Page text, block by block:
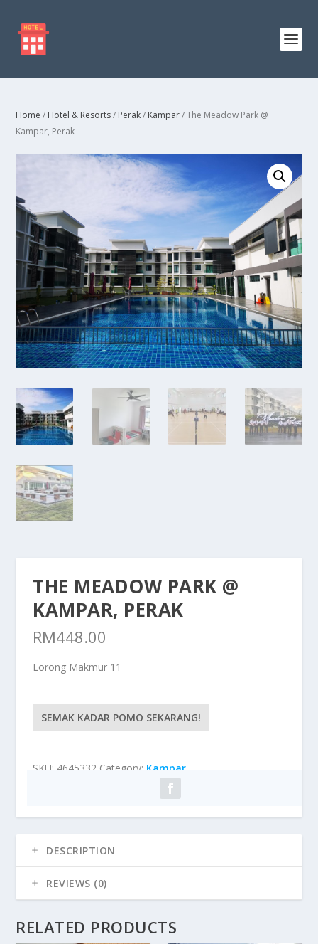
Home / Hotel & Resorts/ Perak/ Kampar/ The Meadow Park @
Kampar, Perak
THE MEADOW PARK @
KAMPAR, PERAK
RM448.00
Lorong Makmur 11
SEMAK KADAR POMO SEKARANG!
SKU: 4645332 Category: Kampar
DESCRIPTION
REVIEWS (0)
RELATED PRODUCTS